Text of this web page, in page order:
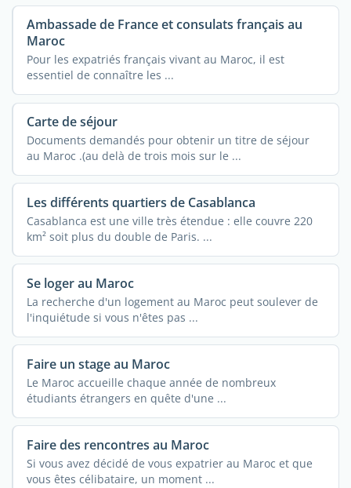
Ambassade de France et consulats français au
Maroc
Pour les expatriés français vivant au Maroc, il est
essentiel de connaître les ...
Carte de séjour
Documents demandés pour obtenir un titre de séjour
au Maroc .(au delà de trois mois sur le ...
Les différents quartiers de Casablanca
Casablanca est une ville très étendue : elle couvre 220
km² soit plus du double de Paris. ...
Se loger au Maroc
La recherche d'un logement au Maroc peut soulever de
l'inquiétude si vous n'êtes pas ...
Faire un stage au Maroc
Le Maroc accueille chaque année de nombreux
étudiants étrangers en quête d'une ...
Faire des rencontres au Maroc
Si vous avez décidé de vous expatrier au Maroc et que
vous êtes célibataire, un moment ...